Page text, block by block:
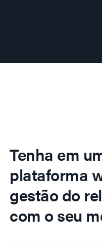
Tenha em
plataforma
gestão do
com o seu